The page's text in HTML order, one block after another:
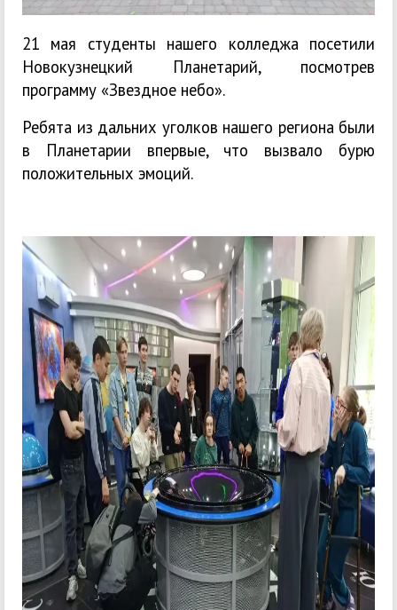
21 мая студенты нашего колледжа посетили
Новокузнецкий Планетарий, посмотрев
программу «Звездное небо».
Ребята из дальних уголков нашего региона были
в Планетарии впервые, что вызвало бурю
положительных эмоций.